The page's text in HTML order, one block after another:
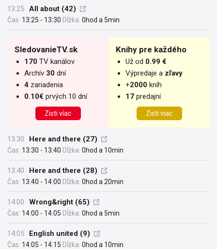
13:25 All about (42)
Čas: 13:25 - 13:30 Dĺžka: 0hod a 5min
SledovanieTV.sk
170 TV kanálov
Archív 30 dní
4 zariadenia
0.10€ prvých 10 dní
Zisti víac
Knihy pre každého
Už od 0.99 €
Výpredaje a zľavy
+2000 kníh
17 predajní
Zisti viac
13:30 Here and there (27)
Čas: 13:30 - 13:40 Dĺžka: 0hod a 10min
13:40 Here and there (28)
Čas: 13:40 - 14:00 Dĺžka: 0hod a 20min
14:00 Wrong&right (65)
Čas: 14:00 - 14:05 Dĺžka: 0hod a 5min
14:05 English united (9)
Čas: 14:05 - 14:15 Dĺžka: 0hod a 10min